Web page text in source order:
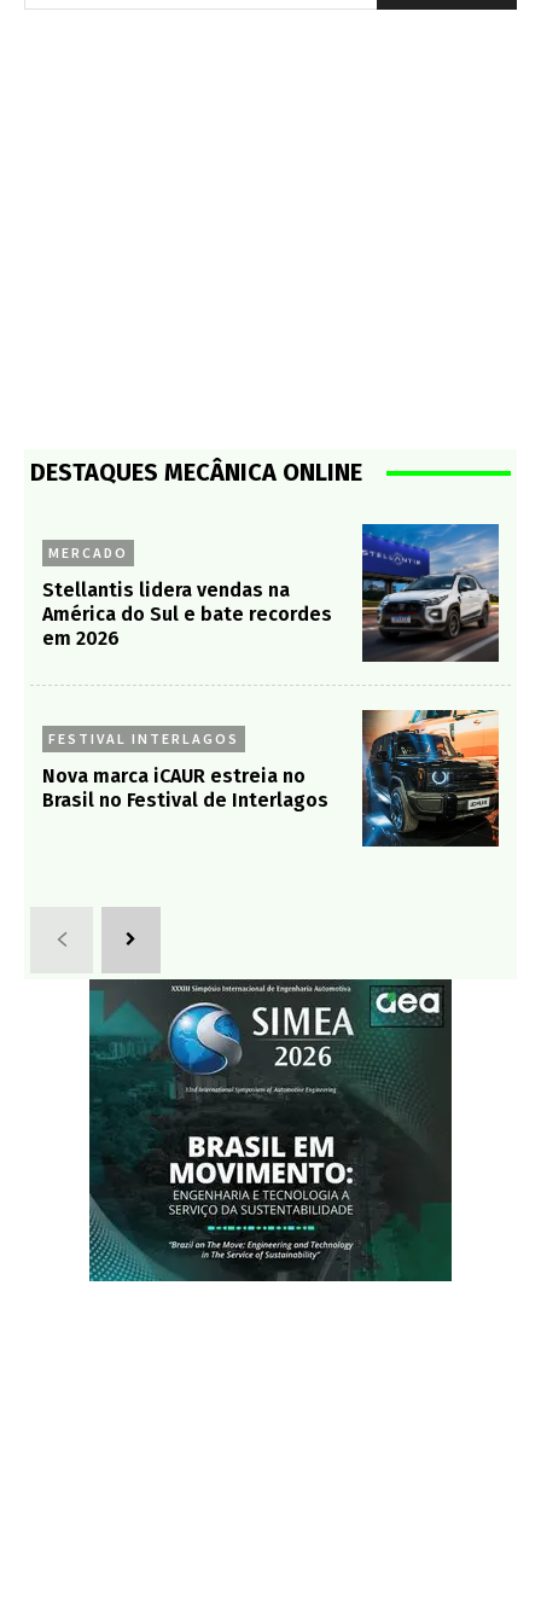
DESTAQUES MECÂNICA ONLINE
MERCADO
Stellantis lidera vendas na
América do Sul e bate recordes
em 2026
FESTIVAL INTERLAGOS
Nova marca iCAUR estreia no
Brasil no Festival de Interlagos